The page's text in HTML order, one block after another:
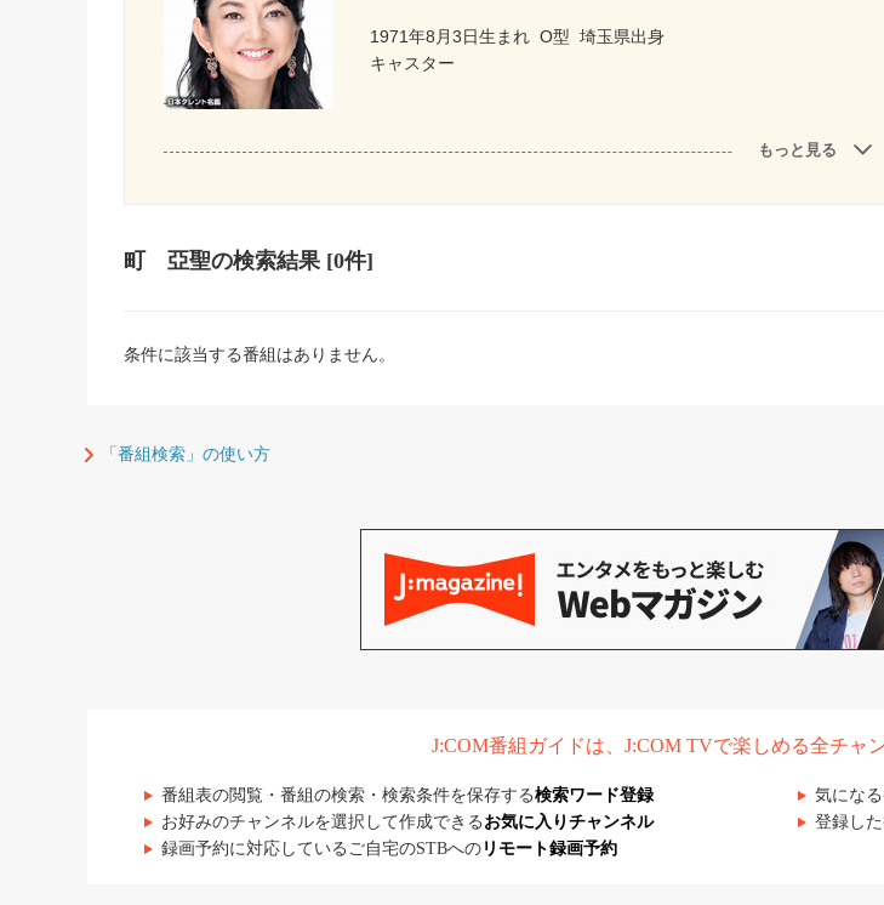
1971年8月3日生まれ O型 埼玉県出身
キャスター
もっと見る
町 亞聖の検索結果 [0件]
条件に該当する番組はありません。
「番組検索」の使い方
J:COM番組ガイドは、J:COM TVで楽しめる全チャ
番組表の閲覧・番組の検索・検索条件を保存する検索ワード登録 気にな
お好みのチャンネルを選択して作成できる お気に入りチャンネル 登録し
録画予約に対応しているご自宅のSTBへの リモート録画予約